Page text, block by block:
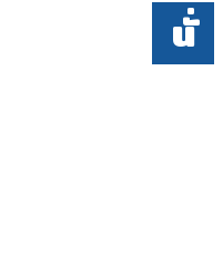
นั่